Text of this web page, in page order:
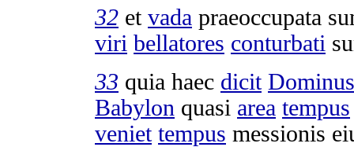
32 et vada praeoccupata
viri bellatores conturbati
33 quia haec dicit Dominus
Babylon quasi area tempus
veniet tempus messionis